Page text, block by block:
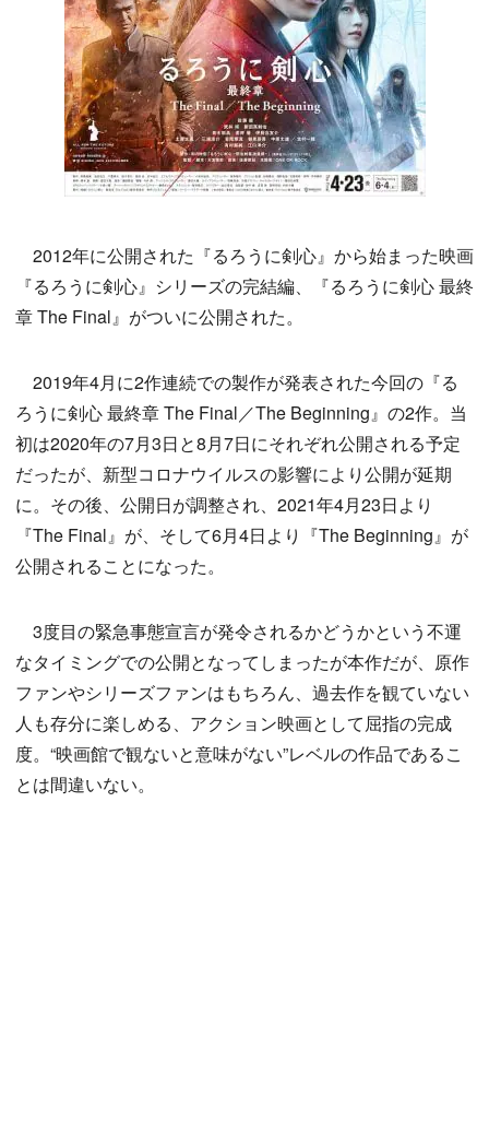
2012年に公開された『るろうに剣心』から始まった映画
『るろうに剣心』シリーズの完結編、『るろうに剣心 最終
章 The Final』がついに公開された。
2019年4月に2作連続での製作が発表された今回の『る
ろうに剣心 最終章 The Final／The Beginning』の2作。当
初は2020年の7月3日と8月7日にそれぞれ公開される予定
だったが、新型コロナウイルスの影響により公開が延期
に。その後、公開日が調整され、2021年4月23日より
『The Final』が、そして6月4日より『The Beginning』が
公開されることになった。
3度目の緊急事態宣言が発令されるかどうかという不運
なタイミングでの公開となってしまったが本作だが、原作
ファンやシリーズファンはもちろん、過去作を観ていない
人も存分に楽しめる、アクション映画として屈指の完成
度。“映画館で観ないと意味がない”レベルの作品であるこ
とは間違いない。